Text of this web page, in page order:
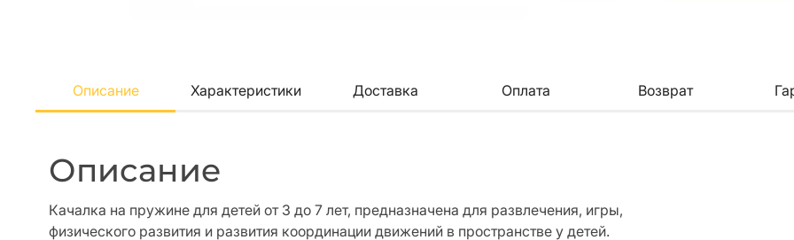
Описание Характеристики Доставка Оплата Возврат
Описание
Качалка на пружине для детей от 3 до 7 лет, предназначена для развлечения, игры,
физического развития и развития координации движений в пространстве у детей.